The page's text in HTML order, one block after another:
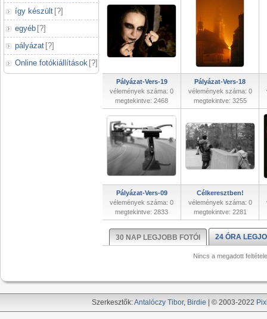
így készült [?]
egyéb [?]
pályázat [?]
Online fotókiállítások [?]
Pályázat-Vers-19
vélemények száma: 0
megtekintve: 2468
Pályázat-Vers-18
vélemények száma: 0
megtekintve: 3255
Pályázat-Vers-09
vélemények száma: 0
megtekintve: 2833
Célkeresztben!
vélemények száma: 0
megtekintve: 2281
30 NAP LEGJOBB FOTÓI 24 ÓRA
Nincs a megadott
Szerkesztők:Antalóczy Tibor, Birdie | © 2003-2022